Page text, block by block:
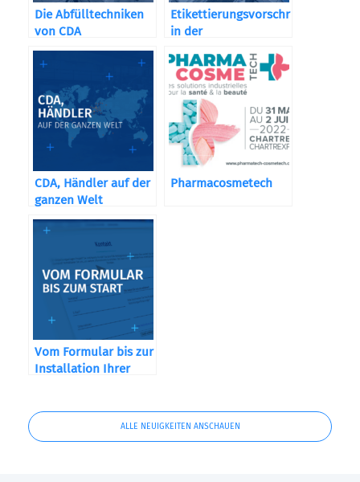
Die Abfülltechniken
von CDA
Etikettierungsvorschriften
in der
CDA, Händler auf der
ganzen Welt
Pharmacosmetech
Vom Formular bis zur
Installation Ihrer
ALLE NEUIGKEITEN ANSCHAUEN